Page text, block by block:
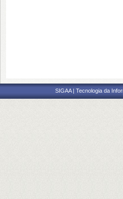
SIGAA | Tecnologia da